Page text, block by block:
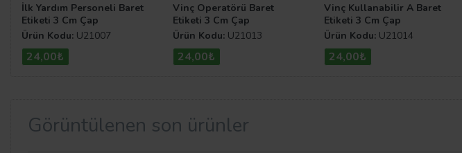
İlk Yardım Personeli Baret
Etiketi 3 Cm Çap
Ürün Kodu: U21007
24,00₺
Vinç Operatörü Baret
Etiketi 3 Cm Çap
Ürün Kodu: U21013
24,00₺
Vinç Kullanabilir A Baret
Etiketi 3 Cm Çap
Ürün Kodu: U21014
24,00₺
Görüntülenen son ürünler